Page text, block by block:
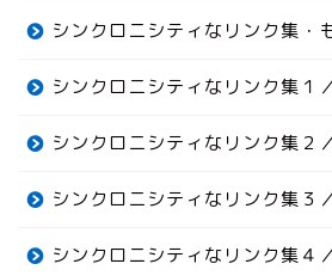
シンクロニシティなリンク集・
シンクロニシティなリンク集１
シンクロニシティなリンク集２
シンクロニシティなリンク集３
シンクロニシティなリンク集４